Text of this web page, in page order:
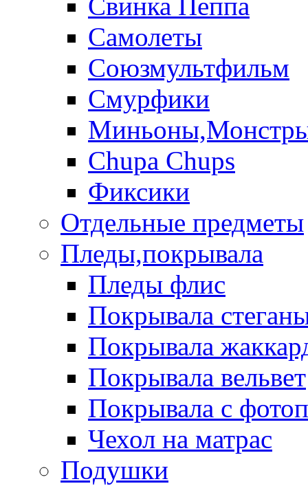
Свинка Пеппа
Самолеты
Союзмультфильм
Смурфики
Chupa Chups
Фиксики
Отдельные предметы
Пледы,покрывала
Пледы флис
Покрывала
Покрывала
Покрывала вельвет
Покрывала с
Чехол на матрас
Подушки